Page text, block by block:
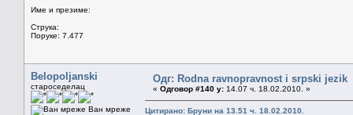
Име и презиме:
Струка:
Поруке: 7.477
Belopoljanski
староседелац
Ван мреже
Одг: Rodna ravnopravnost i srpski jezik
« Одговор #140 у: 14.07 ч. 18.02.2010. »
Цитирано: Бруни на 13.51 ч. 18.02.2010.